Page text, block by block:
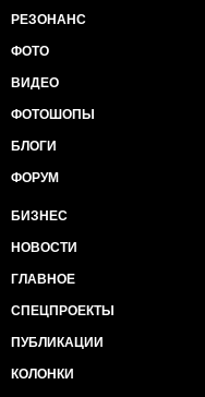
РЕЗОНАНС
ФОТО
ВИДЕО
ФОТОШОПЫ
БЛОГИ
ФОРУМ
БИЗНЕС
НОВОСТИ
ГЛАВНОЕ
СПЕЦПРОЕКТЫ
ПУБЛИКАЦИИ
КОЛОНКИ